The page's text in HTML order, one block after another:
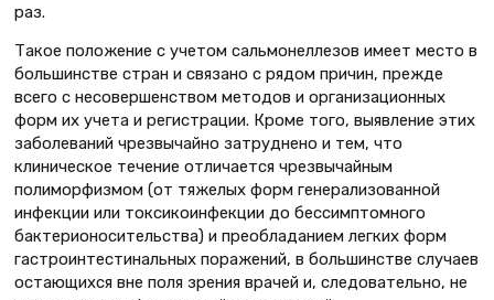
раз.
Такое положение с учетом сальмонеллезов имеет место в
большинстве стран и связано с рядом причин, прежде
всего с несовершенством методов и организационных
форм их учета и регистрации. Кроме того, выявление этих
заболеваний чрезвычайно затруднено и тем, что
клиническое течение отличается чрезвычайным
полиморфизмом (от тяжелых форм генерализованной
инфекции или токсикоинфекции до бессимптомного
бактерионосительства) и преобладанием легких форм
гастроинтестинальных поражений, в большинстве случаев
остающихся вне поля зрения врачей и, следовательно, не